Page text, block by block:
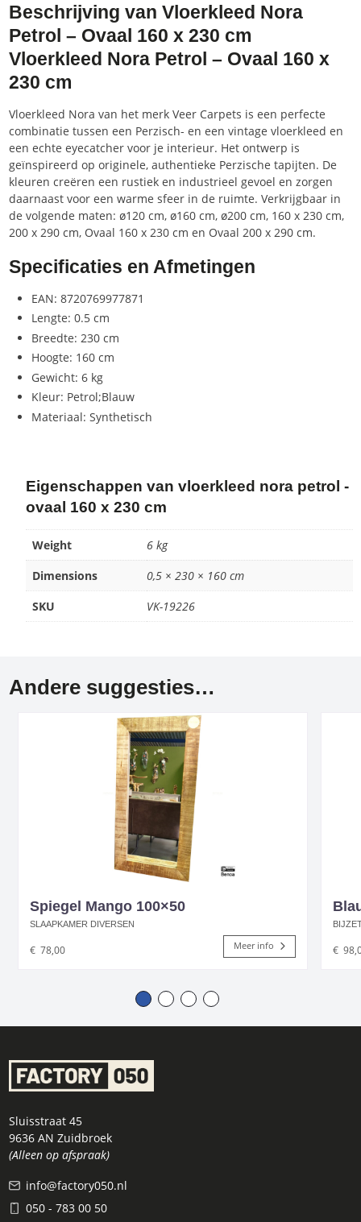
Beschrijving van Vloerkleed Nora
Petrol – Ovaal 160 x 230 cm
Vloerkleed Nora Petrol – Ovaal 160 x
230 cm
Vloerkleed Nora van het merk Veer Carpets is een perfecte
combinatie tussen een Perzisch- en een vintage vloerkleed en
een echte eyecatcher voor je interieur. Het ontwerp is
geïnspireerd op originele, authentieke Perzische tapijten. De
kleuren creëren een rustiek en industrieel gevoel en zorgen
daarnaast voor een warme sfeer in de ruimte. Verkrijgbaar in
de volgende maten: ø120 cm, ø160 cm, ø200 cm, 160 x 230 cm,
200 x 290 cm, Ovaal 160 x 230 cm en Ovaal 200 x 290 cm.
Specificaties en Afmetingen
EAN: 8720769977871
Lengte: 0.5 cm
Breedte: 230 cm
Hoogte: 160 cm
Gewicht: 6 kg
Kleur: Petrol;Blauw
Materiaal: Synthetisch
Eigenschappen van vloerkleed nora petrol -
ovaal 160 x 230 cm
Weight
6 kg
Dimensions
0,5 × 230 × 160 cm
SKU
VK-19226
Andere suggesties…
Spiegel Mango 100×50
SLAAPKAMER DIVERSEN
€ 78,00 Meer info €
Sluisstraat 45
9636 AN Zuidbroek
(Alleen op afspraak)
info@factory050.nl
050 - 783 00 50